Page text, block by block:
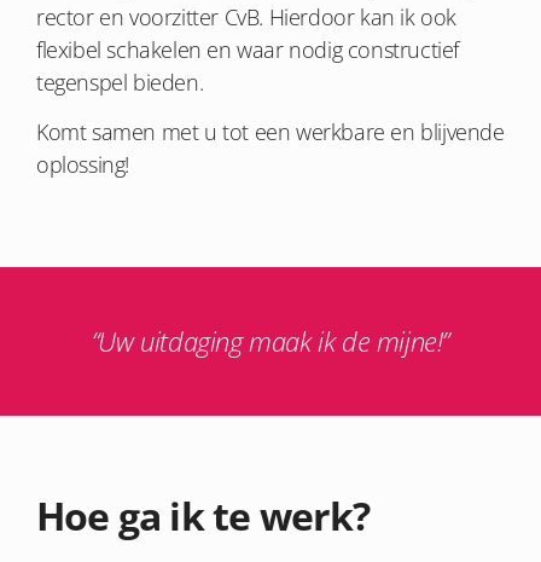
rector en voorzitter CvB. Hierdoor kan ik ook
flexibel schakelen en waar nodig constructief
tegenspel bieden.
Komt samen met u tot een werkbare en blijvende
oplossing!
“Uw uitdaging maak ik de mijne!”
Hoe ga ik te werk?